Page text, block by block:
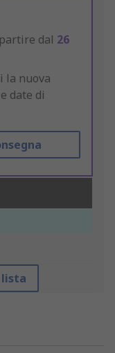
dal 26
la nuova
date di